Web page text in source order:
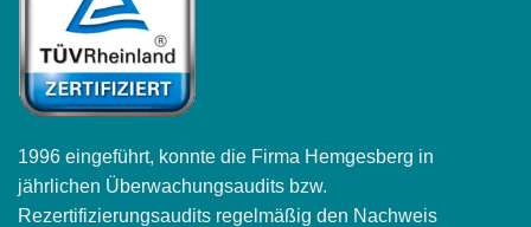
1996 eingeführt, konnte die Firma Hemgesberg in
jährlichen Überwachungsaudits bzw.
Rezertifizierungsaudits regelmäßig den Nachweis